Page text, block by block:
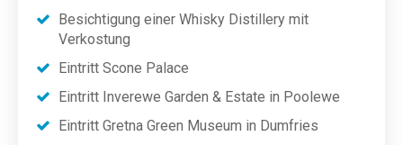
Besichtigung einer Whisky Distillery mit
Verkostung
Eintritt Scone Palace
Eintritt Inverewe Garden & Estate in Poolewe
Eintritt Gretna Green Museum in Dumfries